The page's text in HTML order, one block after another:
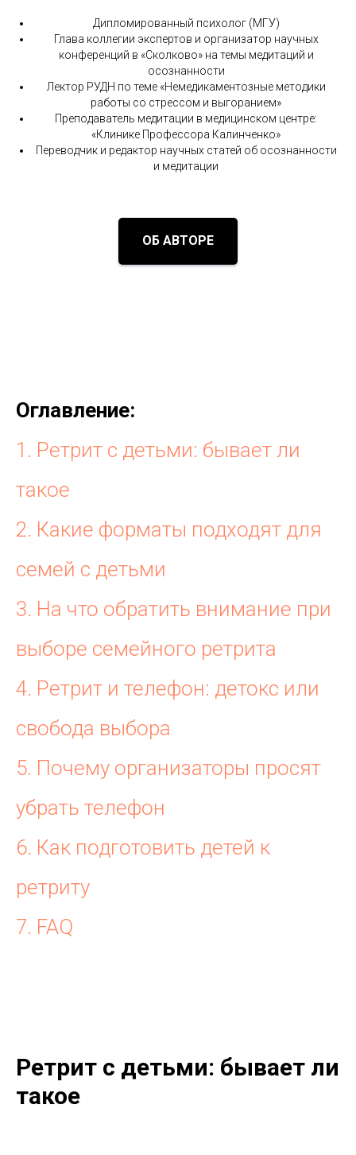
Дипломированный психолог (МГУ)
Глава коллегии экспертов и организатор научных
конференций в «Сколково» на темы медитаций и
осознанности
Лектор РУДН по теме «Немедикаментозные методики
работы со стрессом и выгоранием»
Преподаватель медитации в медицинском центре:
«Клинике Профессора Калинченко»
Переводчик и редактор научных статей об осознанности
и медитации
ОБ АВТОРЕ
Оглавление:
1. Ретрит с детьми: бывает ли
такое
2. Какие форматы подходят для
семей с детьми
3. На что обратить внимание при
выборе семейного ретрита
4. Ретрит и телефон: детокс или
свобода выбора
5. Почему организаторы просят
убрать телефон
6. Как подготовить детей к
ретриту
7. FAQ
Ретрит с детьми: бывает ли
такое